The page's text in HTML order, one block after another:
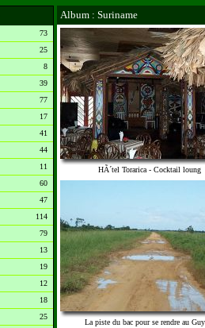
73
25
8
39
77
17
41
44
11
60
47
114
79
13
19
12
18
25
Album : Suriname
HÃ´tel Torarica - Cocktail loung
La piste du bac pour se rendre au